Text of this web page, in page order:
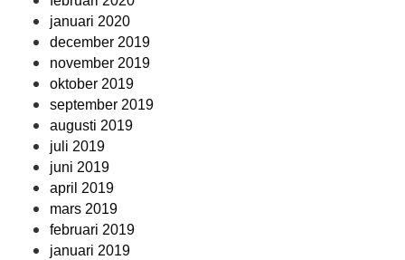
januari 2020
december 2019
november 2019
oktober 2019
september 2019
augusti 2019
juli 2019
juni 2019
april 2019
mars 2019
februari 2019
januari 2019